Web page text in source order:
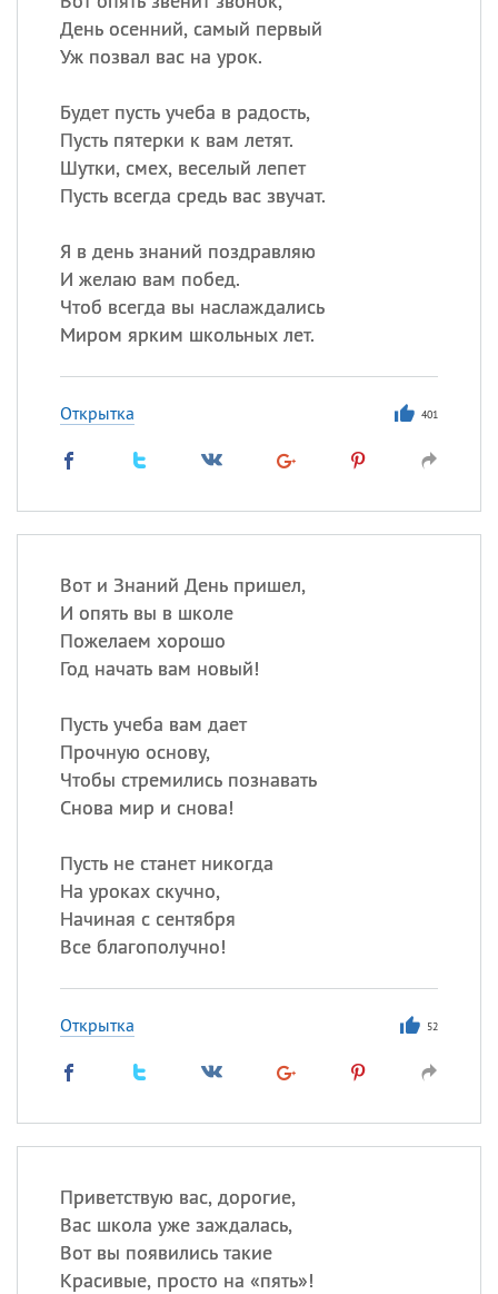
День осенний, самый первый
Уж позвал вас на урок.
Будет пусть учеба в радость,
Пусть пятерки к вам летят.
Шутки, смех, веселый лепет
Пусть всегда средь вас звучат.
Я в день знаний поздравляю
И желаю вам побед.
Чтоб всегда вы наслаждались
Миром ярким школьных лет.
Открытка 401
Вот и Знаний День пришел,
И опять вы в школе
Пожелаем хорошо
Год начать вам новый!
Пусть учеба вам дает
Прочную основу,
Чтобы стремились познавать
Снова мир и снова!
Пусть не станет никогда
На уроках скучно,
Начиная с сентября
Все благополучно!
Открытка 52
Приветствую вас, дорогие,
Вас школа уже заждалась,
Вот вы появились такие
Красивые, просто на «пять»!